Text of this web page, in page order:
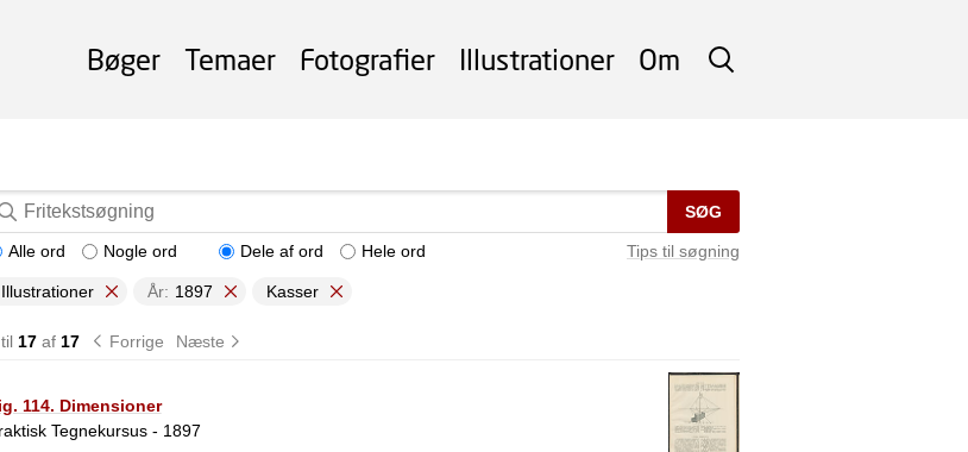
SØG
Bøger Temaer Fotografier Illustrationer Om
SØG
Tips til søgning
Alle ord Nogle ord Dele af ord Hele ord
Illustrationer År: 1897 Kasser
17af 17 Forrige Næste
114. Dimensioner
Tegnekursus - 1897